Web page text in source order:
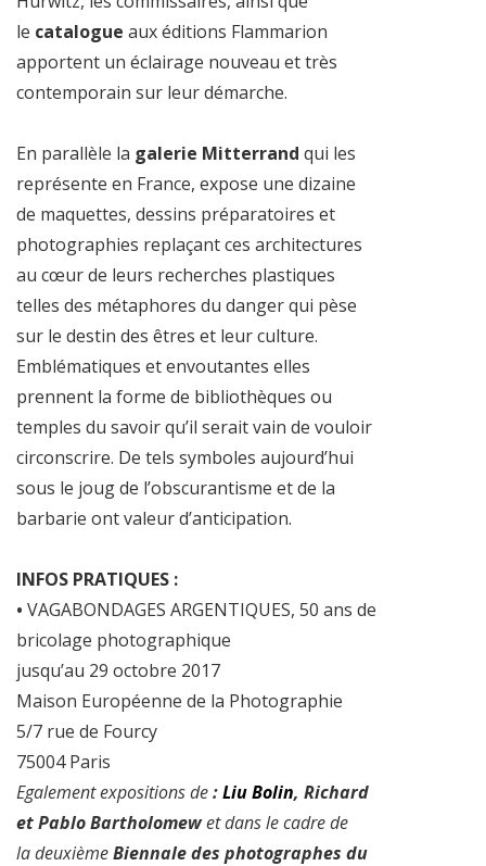
le catalogue aux éditions Flammarion
apportent un éclairage nouveau et très
contemporain sur leur démarche.
En parallèle la galerie Mitterrand qui les
représente en France, expose une dizaine
de maquettes, dessins préparatoires et
photographies replaçant ces architectures
au cœur de leurs recherches plastiques
telles des métaphores du danger qui pèse
sur le destin des êtres et leur culture.
Emblématiques et envoutantes elles
prennent la forme de bibliothèques ou
temples du savoir qu’il serait vain de vouloir
circonscrire. De tels symboles aujourd’hui
sous le joug de l’obscurantisme et de la
barbarie ont valeur d’anticipation.
INFOS PRATIQUES :
• VAGABONDAGES ARGENTIQUES, 50 ans de
bricolage photographique
jusqu’au 29 octobre 2017
Maison Européenne de la Photographie
5/7 rue de Fourcy
75004 Paris
Egalement expositions de:Liu Bolin, Richard
et Pablo Bartholomewet dans le cadre de
ladeuxièmeBiennale des photographes du